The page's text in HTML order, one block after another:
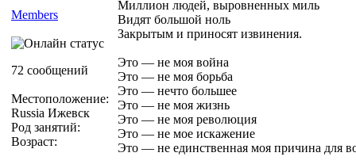
Members
72 сообщений
Местоположение:
Russia Ижевск
Род занятий:
Возраст:
Миллион людей, выровненных миль
Видят большой ноль
Закрытым и приносят извинения.
Это — не моя война
Это — не моя борьба
Это — нечто большее
Это — не моя жизнь
Это — не моя революция
Это — не мое искажение
Это — не единственная моя причина для